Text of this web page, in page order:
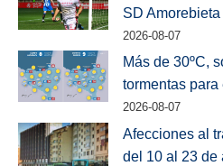
SD Amorebieta
2026-08-07
Más de 30ºC,
tormentas
2026-08-07
Afecciones al
del 10 al 23 de